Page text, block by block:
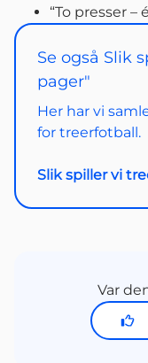
“To presser –
Se også Slik
pager"
Her har vi
for treerfotball.
Slik spiller vi
Var